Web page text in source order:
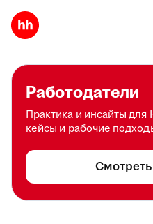
Работодатели
Практика и инсайты для
кейсы и рабочие
Смотреть